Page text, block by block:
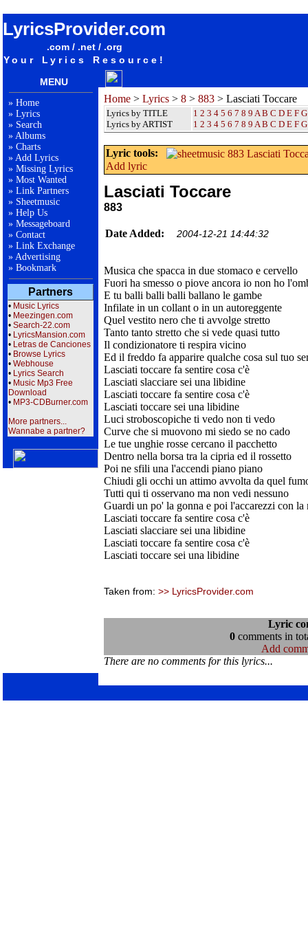
LyricsProvider.com
.com / .net / .org
Your Lyrics Resource!
MENU
» Home
» Lyrics
» Search
» Albums
» Charts
» Add Lyrics
» Missing Lyrics
» Most Wanted
» Link Partners
» Sheetmusic
» Help Us
» Messageboard
» Contact
» Link Exchange
» Advertising
» Bookmark
Partners
• Music Lyrics
• Meezingen.com
• Search-22.com
• LyricsMansion.com
• Letras de Canciones
• Browse Lyrics
• Webhouse
• Lyrics Search
• Music Mp3 Free
Download
• MP3-CDBurner.com
More partners...
Wannabe a partner?
Home > Lyrics > 8 > 883 > Lasciati Toccare
Lyrics by TITLE
Lyrics by ARTIST
1 2 3 4 5 6 7 8 9 A B C D E F G
1 2 3 4 5 6 7 8 9 A B C D E F G
Lyric tools:
Add lyric
Lasciati Toccare
883
Date Added: 2004-12-21 14:44:32
Musica che spacca in due stomaco e cervello
Fuori ha smesso o piove ancora io non ho
E tu balli balli balli ballano le gambe
Infilate in un collant o in un autoreggente
Quel vestito nero che ti avvolge stretto
Tanto tanto stretto che si vede quasi tutto
Il condizionatore ti respira vicino
Ed il freddo fa apparire qualche cosa sul tuo
Lasciati toccare fa sentire cosa c'è
Lasciati slacciare sei una libidine
Lasciati toccare fa sentire cosa c'è
Lasciati toccare sei una libidine
Luci stroboscopiche ti vedo non ti vedo
Curve che si muovono mi siedo se no cado
Le tue unghie rosse cercano il pacchetto
Dentro nella borsa tra la cipria ed il rossetto
Poi ne sfili una l'accendi piano piano
Chiudi gli occhi un attimo avvolta da quel
Tutti qui ti osservano ma non vedi nessuno
Guardi un po' la gonna e poi l'accarezzi con la
Lasciati toccare fa sentire cosa c'è
Lasciati slacciare sei una libidine
Lasciati toccare fa sentire cosa c'è
Lasciati toccare sei una libidine
Taken from: >> LyricsProvider.com
Lyric
0comments in
Add
There are no comments for this lyrics...